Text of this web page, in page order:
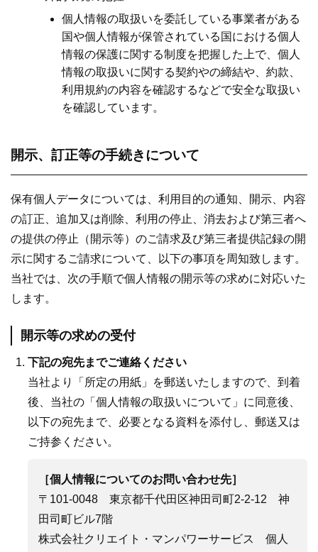
個人情報の取扱いを委託している事業者がある
国や個人情報が保管されている国における個人
情報の保護に関する制度を把握した上で、個人
情報の取扱いに関する契約やの締結や、約款、
利用規約の内容を確認するなどで安全な取扱い
を確認しています。
開示、訂正等の手続きについて
保有個人データについては、利用目的の通知、開示、内容
の訂正、追加又は削除、利用の停止、消去および第三者へ
の提供の停止（開示等）のご請求及び第三者提供記録の開
示に関するご請求について、以下の事項を周知致します。
当社では、次の手順で個人情報の開示等の求めに対応いた
します。
開示等の求めの受付
下記の宛先までご連絡ください
当社より「所定の用紙」を郵送いたしますので、到着
後、当社の「個人情報の取扱いについて」に同意後、
以下の宛先まで、必要となる資料を添付し、郵送又は
ご持参ください。
［個人情報についてのお問い合わせ先］
〒101-0048 東京都千代田区神田司町2-2-12 神
田司町ビル7階
株式会社クリエイト・マンパワーサービス 個人